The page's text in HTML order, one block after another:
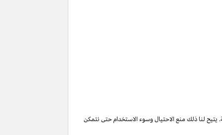
يتيح لنا ذلك منع الاحتيال وسوء الاستخدام حتى نتمكن